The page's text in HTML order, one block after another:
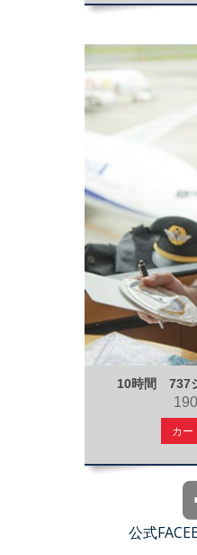
10時間 737
カー
公式